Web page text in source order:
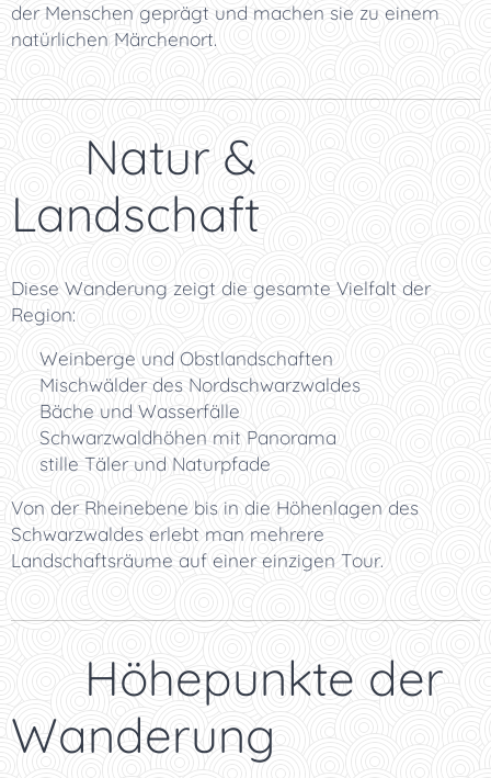
der Menschen geprägt und machen sie zu einem
natürlichen Märchenort.
🌿 Natur &
Landschaft
Diese Wanderung zeigt die gesamte Vielfalt der
Region:
🍇 Weinberge und Obstlandschaften
🌳 Mischwälder des Nordschwarzwaldes
💧 Bäche und Wasserfälle
⛰️ Schwarzwaldhöhen mit Panorama
🌿 stille Täler und Naturpfade
Von der Rheinebene bis in die Höhenlagen des
Schwarzwaldes erlebt man mehrere
Landschaftsräume auf einer einzigen Tour.
📸 Höhepunkte der
Wanderung